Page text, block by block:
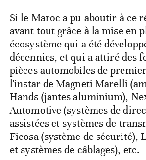
Si le Maroc a pu aboutir à ce
avant tout grâce à la mise en
écosystème qui a été
décennies, et qui a attiré des
pièces automobiles de
l'instar de Magneti Marelli
Hands (jantes aluminium),
Automotive (systèmes de
assistées et systèmes de
Ficosa (système de sécurité),
et systèmes de câblages), etc.